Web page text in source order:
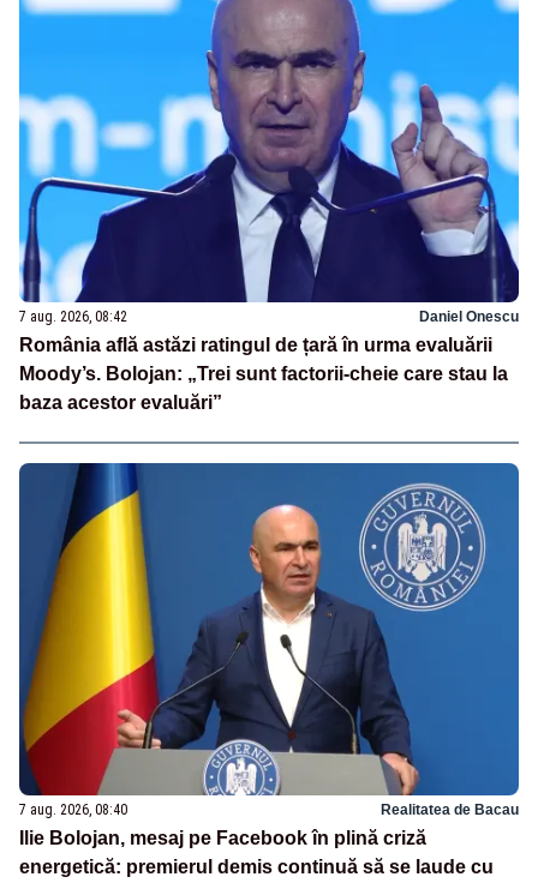
7 aug. 2026, 08:42 Daniel Onescu
România află astăzi ratingul de țară în urma evaluării
Moody’s. Bolojan: „Trei sunt factorii-cheie care stau la
baza acestor evaluări”
7 aug. 2026, 08:40 Realitatea de Bacau
Ilie Bolojan, mesaj pe Facebook în plină criză
energetică: premierul demis continuă să se laude cu